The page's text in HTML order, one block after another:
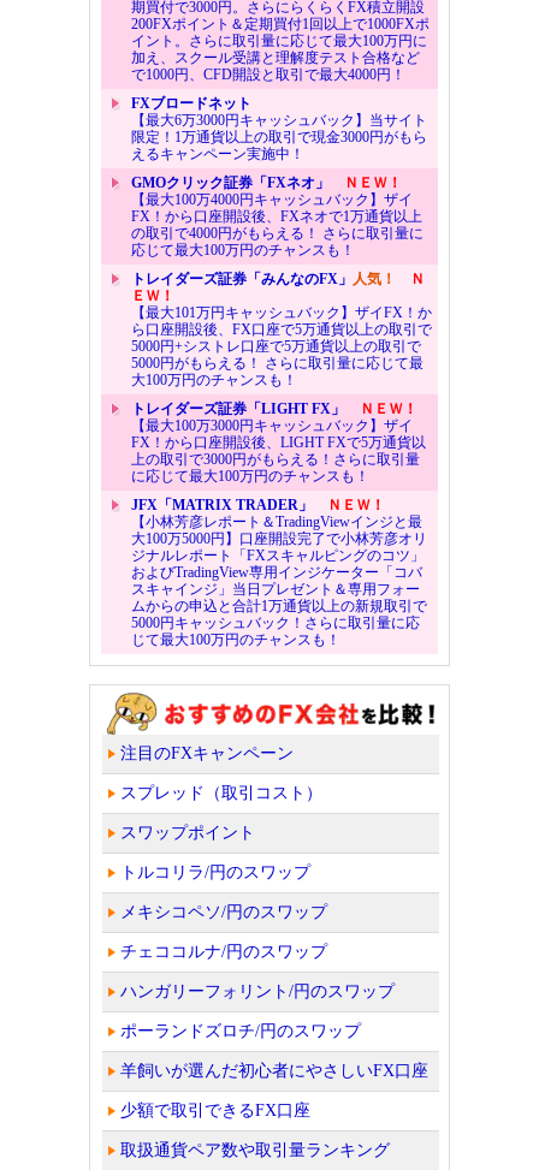
期買付で3000円。さらにらくらくFX積立開設
200FXポイント＆定期買付1回以上で1000FXポ
イント。さらに取引量に応じて最大100万円に
加え、スクール受講と理解度テスト合格など
で1000円、CFD開設と取引で最大4000円！
FXブロードネット
【最大6万3000円キャッシュバック】当サイト
限定！1万通貨以上の取引で現金3000円がもら
えるキャンペーン実施中！
GMOクリック証券「FXネオ」
ＮＥＷ！
【最大100万4000円キャッシュバック】ザイ
FX！から口座開設後、FXネオで1万通貨以上
の取引で4000円がもらえる！ さらに取引量に
応じて最大100万円のチャンスも！
トレイダーズ証券「みんなのFX」 人気！
Ｎ
ＥＷ！
【最大101万円キャッシュバック】ザイFX！か
ら口座開設後、FX口座で5万通貨以上の取引で
5000円+シストレ口座で5万通貨以上の取引で
5000円がもらえる！ さらに取引量に応じて最
大100万円のチャンスも！
トレイダーズ証券「LIGHT FX」
ＮＥＷ！
【最大100万3000円キャッシュバック】ザイ
FX！から口座開設後、LIGHT FXで5万通貨以
上の取引で3000円がもらえる！さらに取引量
に応じて最大100万円のチャンスも！
JFX「MATRIX TRADER」
ＮＥＷ！
【小林芳彦レポート＆TradingViewインジと最
大100万5000円】口座開設完了で小林芳彦オリ
ジナルレポート「FXスキャルピングのコツ」
およびTradingView専用インジケーター「コバ
スキャインジ」当日プレゼント＆専用フォー
ムからの申込と合計1万通貨以上の新規取引で
5000円キャッシュバック！さらに取引量に応
じて最大100万円のチャンスも！
注目のFXキャンペーン
スプレッド（取引コスト）
スワップポイント
トルコリラ/円のスワップ
メキシコペソ/円のスワップ
チェココルナ/円のスワップ
ハンガリーフォリント/円のスワップ
ポーランドズロチ/円のスワップ
羊飼いが選んだ初心者にやさしいFX口座
少額で取引できるFX口座
取扱通貨ペア数や取引量ランキング